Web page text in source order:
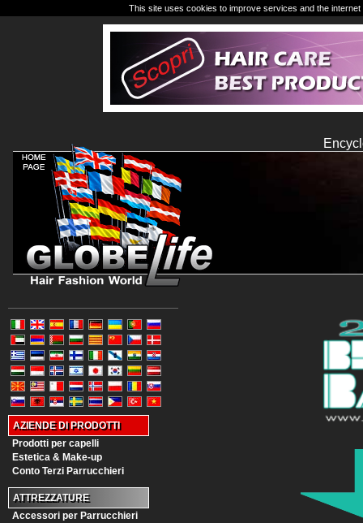
AZIENDE DI PRODOTTI
Prodotti per capelli
Estetica & Make-up
Conto Terzi Parrucchieri
ATTREZZATURE
Accessori per Parrucchieri
This site uses cookies to improve services and the